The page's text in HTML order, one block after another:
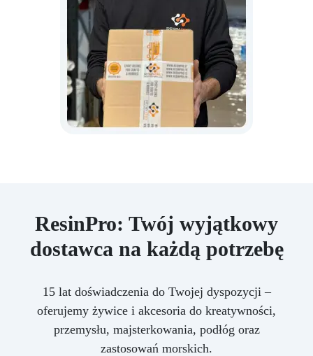
ResinPro: Twój wyjątkowy
dostawca na każdą potrzebę
15 lat doświadczenia do Twojej dyspozycji –
oferujemy żywice i akcesoria do kreatywności,
przemysłu, majsterkowania, podłóg oraz
zastosowań morskich.